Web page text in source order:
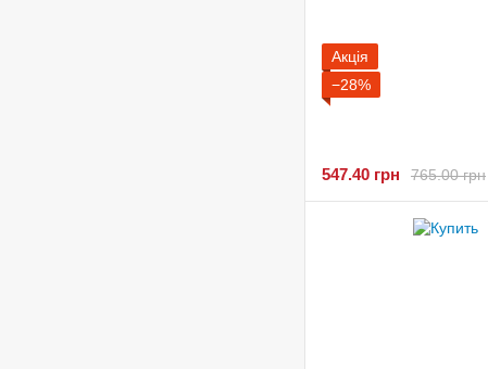
Акція
−28%
765.00 грн
547.40 грн